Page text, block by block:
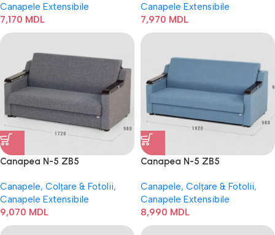
Canapele Extensibile
7,170 MDL
Canapele Extensibile
7,970 MDL
Canapea N-5 ZB5
Canapele, Colțare & Fotolii,
Canapele Extensibile
9,070 MDL
Canapea N-5 ZB5
Canapele, Colțare & Fotolii,
Canapele Extensibile
8,990 MDL